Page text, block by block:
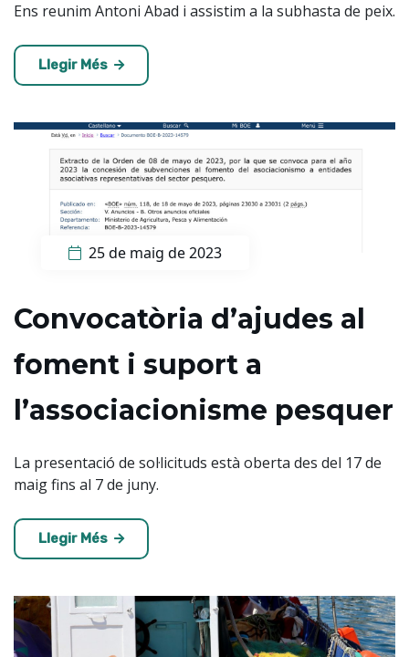
Ens reunim Antoni Abad i assistim a la subhasta de peix.
Llegir Més
25 de maig de 2023
Convocatòria d’ajudes al
foment i suport a
l’associacionisme pesquer
​​La presentació de sol·licituds està oberta des del 17 de
maig fins al 7 de juny.
Llegir Més